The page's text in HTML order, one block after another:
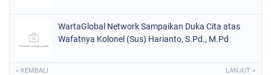
WartaGlobal Network Sampaikan Duka Cita atas
Wafatnya Kolonel (Sus) Harianto, S.Pd., M.Pd
« KEMBALI LANJUT »